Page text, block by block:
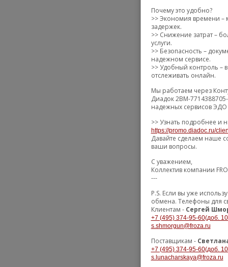
Почему это удобно?
>> Экономия времени –
задержек.
>> Снижение затрат –
услуги.
>> Безопасность –
надежном сервисе.
>> Удобный контроль –
отслеживать онлайн.
Мы работаем через
Диадок 2BM-
надежных сервисов
>> Узнать подробнее и
https://promo.diadoc.ru/
Давайте сделаем наше
ваши вопросы.
С уважением,
Коллектив компании
---
P.S. Если вы уже
обмена. Телефоны для
Клиентам - Сергей
+7 (495) 374-95-60(доб.
s.shmorgun@froza.ru
Поставщикам -
+7 (495) 374-95-60(доб.
s.lunacharskaya@froza.ru